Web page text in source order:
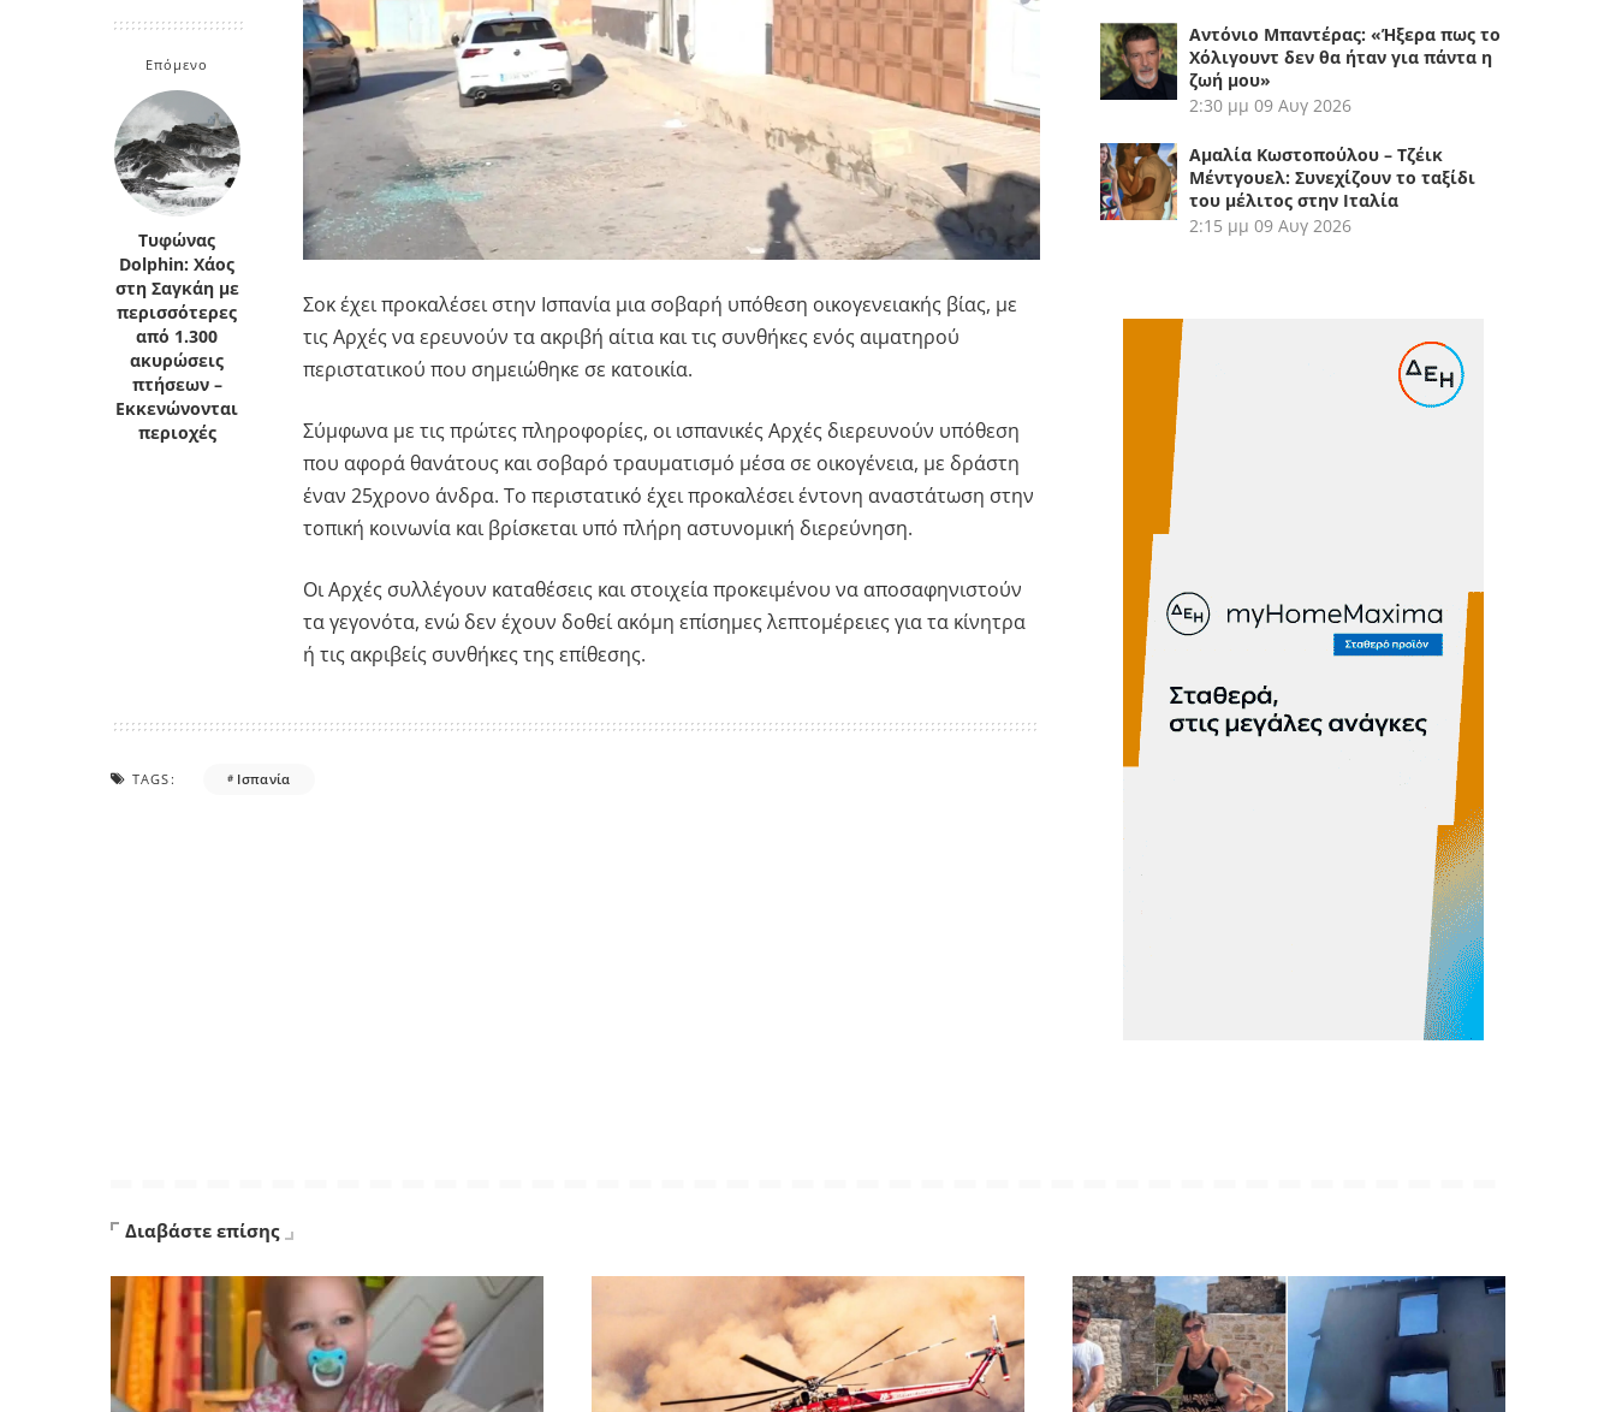
Κρήτη
Κυκλάδες
Πελοπόννησος
Πελοπόννησος
Επόμενο
Τυφώνας
Dolphin: Χάος
στη Σαγκάη με
περισσότερες
από 1.300
ακυρώσεις
πτήσεων –
Εκκενώνονται
περιοχές
Σοκ έχει προκαλέσει στην Ισπανία μια σοβαρή υπόθεση οικογενειακής βίας, με
τις Αρχές να ερευνούν τα ακριβή αίτια και τις συνθήκες ενός αιματηρού
περιστατικού που σημειώθηκε σε κατοικία.
Σύμφωνα με τις πρώτες πληροφορίες, οι ισπανικές Αρχές διερευνούν υπόθεση
που αφορά θανάτους και σοβαρό τραυματισμό μέσα σε οικογένεια, με δράστη
έναν 25χρονο άνδρα. Το περιστατικό έχει προκαλέσει έντονη αναστάτωση στην
τοπική κοινωνία και βρίσκεται υπό πλήρη αστυνομική διερεύνηση.
Οι Αρχές συλλέγουν καταθέσεις και στοιχεία προκειμένου να αποσαφηνιστούν
τα γεγονότα, ενώ δεν έχουν δοθεί ακόμη επίσημες λεπτομέρειες για τα κίνητρα
ή τις ακριβείς συνθήκες της επίθεσης.
TAGS: Ισπανία
Αντόνιο Μπαντέρας: «Ήξερα πως το
Χόλιγουντ δεν θα ήταν για πάντα η
ζωή μου»
2:30 μμ 09 Αυγ 2026
Αμαλία Κωστοπούλου – Τζέικ
Μέντγουελ: Συνεχίζουν το ταξίδι
του μέλιτος στην Ιταλία
2:15 μμ 09 Αυγ 2026
Διαβάστε επίσης